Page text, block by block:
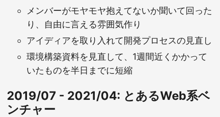
メンバーがモヤモヤ抱えてないか聞いて回った
り、自由に言える雰囲気作り
アイディアを取り入れて開発プロセスの見直し
環境構築資料を見直して、1週間近くかかって
いたものを半日までに短縮
2019/07 - 2021/04: とあるWeb系ベ
ンチャー